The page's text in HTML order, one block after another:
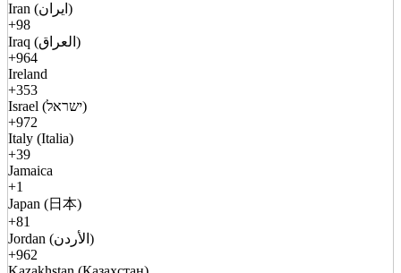
Iran (ایران)
+98
Iraq (العراق)
+964
Ireland
+353
Israel (ישראל)
+972
Italy (Italia)
+39
Jamaica
+1
Japan (日本)
+81
Jordan (الأردن)
+962